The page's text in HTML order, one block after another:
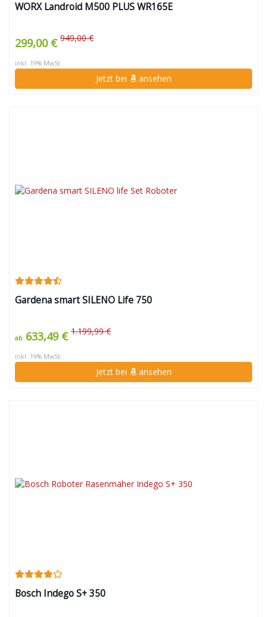
WORX Landroid M500 PLUS WR165E
299,00 € 949,00 €
inkl. 19% MwSt.
Jetzt bei ansehen
Gardena smart SILENO Life 750
ab 633,49 € 1.199,99 €
inkl. 19% MwSt.
Jetzt bei ansehen
Bosch Indego S+ 350